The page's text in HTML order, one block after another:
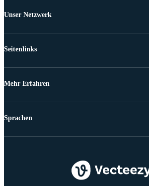
Unser Netzwerk
Seitenlinks
Mehr Erfahren
Sprachen